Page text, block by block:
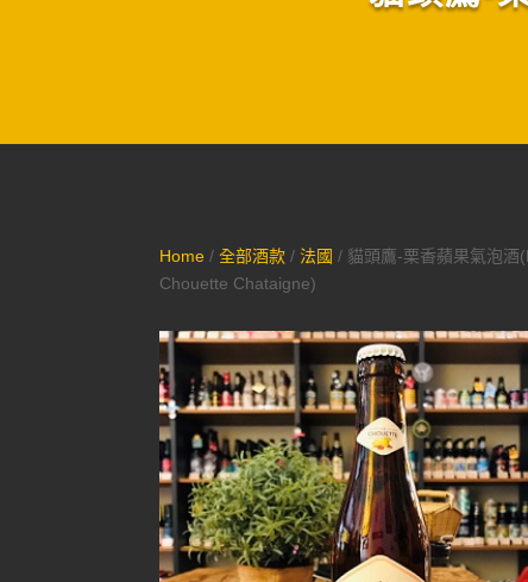
Home /全部酒款 / 法國 / 貓頭鷹-栗香蘋果氣泡酒
Chouette Chataigne)